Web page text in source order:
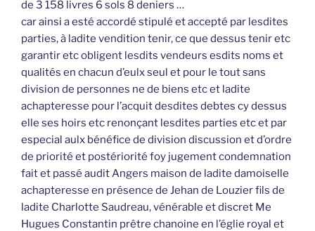
de 3 158 livres 6 sols 8 deniers …
car ainsi a esté accordé stipulé et accepté par lesdites
parties, à ladite vendition tenir, ce que dessus tenir etc
garantir etc obligent lesdits vendeurs esdits noms et
qualités en chacun d’eulx seul et pour le tout sans
division de personnes ne de biens etc et ladite
achapteresse pour l’acquit desdites debtes cy dessus
elle ses hoirs etc renonçant lesdites parties etc et par
especial aulx bénéfice de division discussion et d’ordre
de priorité et postériorité foy jugement condemnation
fait et passé audit Angers maison de ladite damoiselle
achapteresse en présence de Jehan de Louzier fils de
ladite Charlotte Saudreau, vénérable et discret Me
Hugues Constantin prêtre chanoine en l’églie royal et